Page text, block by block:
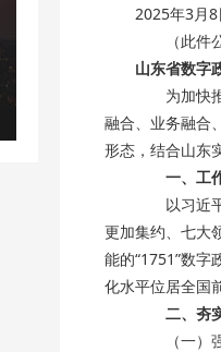
2025年3月8
（此件
山东省数字
为加快推
融合、业务融合
形态，结合山东
一、工
以习近平
更加集约、七大
能的“1751”数
化水平位居全国
二、夯
（一）强